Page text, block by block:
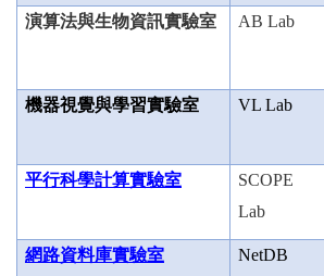
演算法與生物資訊實驗室 AB Lab
機器視覺與學習實驗室 VL Lab
平行科學計算實驗室
SCOPE
Lab
網路資料庫實驗室
NetDB